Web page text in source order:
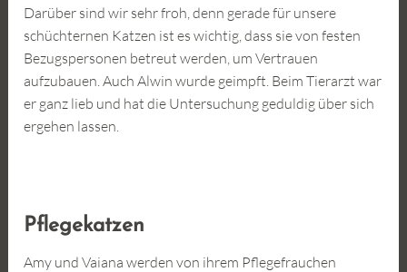
Darüber sind wir sehr froh, denn gerade für unsere
schüchternen Katzen ist es wichtig, dass sie von festen
Bezugspersonen betreut werden, um Vertrauen
aufzubauen. Auch Alwin wurde geimpft. Beim Tierarzt war
er ganz lieb und hat die Untersuchung geduldig über sich
ergehen lassen.
Pflegekatzen
Amy und Vaiana werden von ihrem Pflegefrauchen